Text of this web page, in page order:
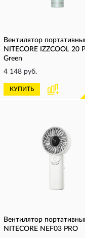
Вентилятор
NITECORE IZZCOOL 20
Green
4 148 руб.
КУПИТЬ
Вентилятор
NITECORE NEF03 PRO